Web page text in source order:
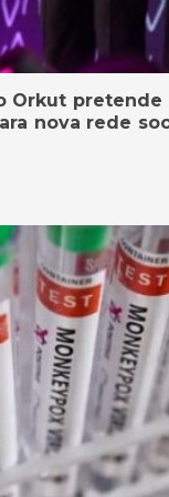
Orkut pretende
nova rede